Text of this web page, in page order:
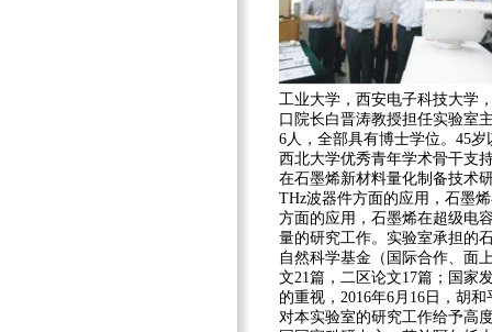
工业大学，西安电子科技大学
口院长白晋涛教授担任实验室
6人，全部具有博士学位。45
西北大学优秀青年学术骨干支
在石墨烯新材料量化制备技术
THz波器件方面的应用，石墨
方面的应用，石墨烯在超级电
量的研究工作。实验室承担的
自然科学基金（国际合作、面
文21篇，二区论文17篇；国家
的重视，2016年6月16日，胡
对本实验室的研究工作给予高